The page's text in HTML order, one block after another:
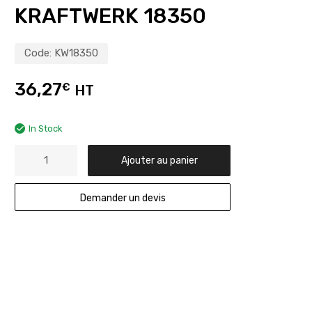
KRAFTWERK 18350
Code: KW18350
36,27€ HT
In Stock
Ajouter au panier
Demander un devis